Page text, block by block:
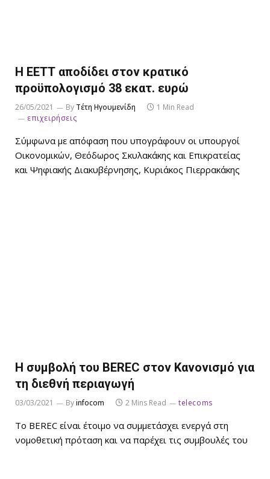
Η ΕΕΤΤ αποδίδει στον κρατικό
προϋπολογισμό 38 εκατ. ευρώ
26/05/2021 By Τέτη Ηγουμενίδη
1 Min Read
επιχειρήσεις
Σύμφωνα με απόφαση που υπογράφουν οι υπουργοί
Οικονομικών, Θεόδωρος Σκυλακάκης και Επικρατείας
και Ψηφιακής Διακυβέρνησης, Κυριάκος Πιερρακάκης
Η συμβολή του BEREC στον Κανονισμό για
τη διεθνή περιαγωγή
03/03/2021 Byinfocom 2 Mins Read telecoms
Το BEREC είναι έτοιμο να συμμετάσχει ενεργά στη
νομοθετική πρόταση και να παρέχει τις συμβουλές του